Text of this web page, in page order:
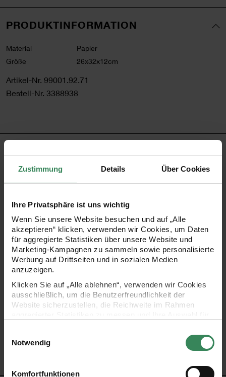
Zustimmung Details Über Cookies
Ihre Privatsphäre ist uns wichtig
Wenn Sie unsere Website besuchen und auf „Alle
akzeptieren“ klicken, verwenden wir Cookies, um Daten
für aggregierte Statistiken über unsere Website und
Marketing-Kampagnen zu sammeln sowie personalisierte
Werbung auf Drittseiten und in sozialen Medien
anzuzeigen.
Klicken Sie auf „Alle ablehnen“, verwenden wir Cookies
ausschließlich, um die Benutzerfreundlichkeit der
Website sicherzustellen, die Reichweite im Rahmen
Ihre Einwilligung ist freiwillig und kann jederzeit über den
Link „Cookie-Einstellungen“ im Fußbereich der Seite
verwendeten Technologien und den Empfängern der
Notwendig
Komfortfunktionen
PRODUKTINFORMATION
Material
Papier
Größe
26x32x12cm
Artikel-Nr. 99001.92.71
Bestell-Nr. 3388938
Geschenktüten stellen eine gute Alternative zu
sich Geschenke ganz leicht und schnell verpacken und
trotzdem verleihen sie dem verpackten Geschenk einen
stilvollen Eindruck. Außerdem können Sie wiederverwendet
werden. Die Geschenktüte ist mit zwei Stoff-Griffbändern,
die farblich auf das Design der Tüte abgestimmt sind,
versehen. Das Leopardenmuster macht aus der
Geschenktüte ein echtes optisches Highlight.
Material: Papier